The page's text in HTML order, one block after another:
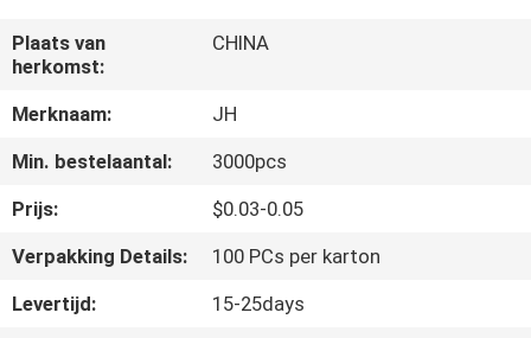
ONS
FABRIEKSREIS
KWALITEITSCONTROLE
CONTACTEER
ONS
Plaats van
herkomst:
CHINA
Merknaam:
JH
Min. bestelaantal:
3000pcs
Prijs:
$0.03-0.05
Verpakking Details:
100 PCs per karton
Levertijd:
15-25days